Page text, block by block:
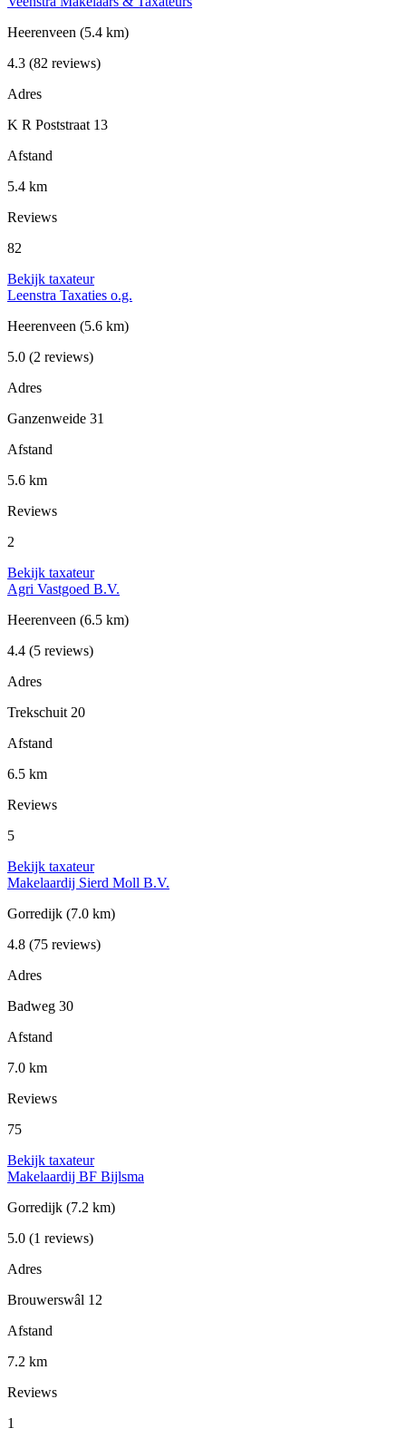
Heerenveen (5.4 km)
4.3 (82 reviews)
Adres
K R Poststraat 13
Afstand
5.4 km
Reviews
82
Bekijk taxateur
Leenstra Taxaties o.g.
Heerenveen (5.6 km)
5.0 (2 reviews)
Adres
Ganzenweide 31
Afstand
5.6 km
Reviews
2
Bekijk taxateur
Agri Vastgoed B.V.
Heerenveen (6.5 km)
4.4 (5 reviews)
Adres
Trekschuit 20
Afstand
6.5 km
Reviews
5
Bekijk taxateur
Makelaardij Sierd Moll B.V.
Gorredijk (7.0 km)
4.8 (75 reviews)
Adres
Badweg 30
Afstand
7.0 km
Reviews
75
Bekijk taxateur
Makelaardij BF Bijlsma
Gorredijk (7.2 km)
5.0 (1 reviews)
Adres
Brouwerswâl 12
Afstand
7.2 km
Reviews
1